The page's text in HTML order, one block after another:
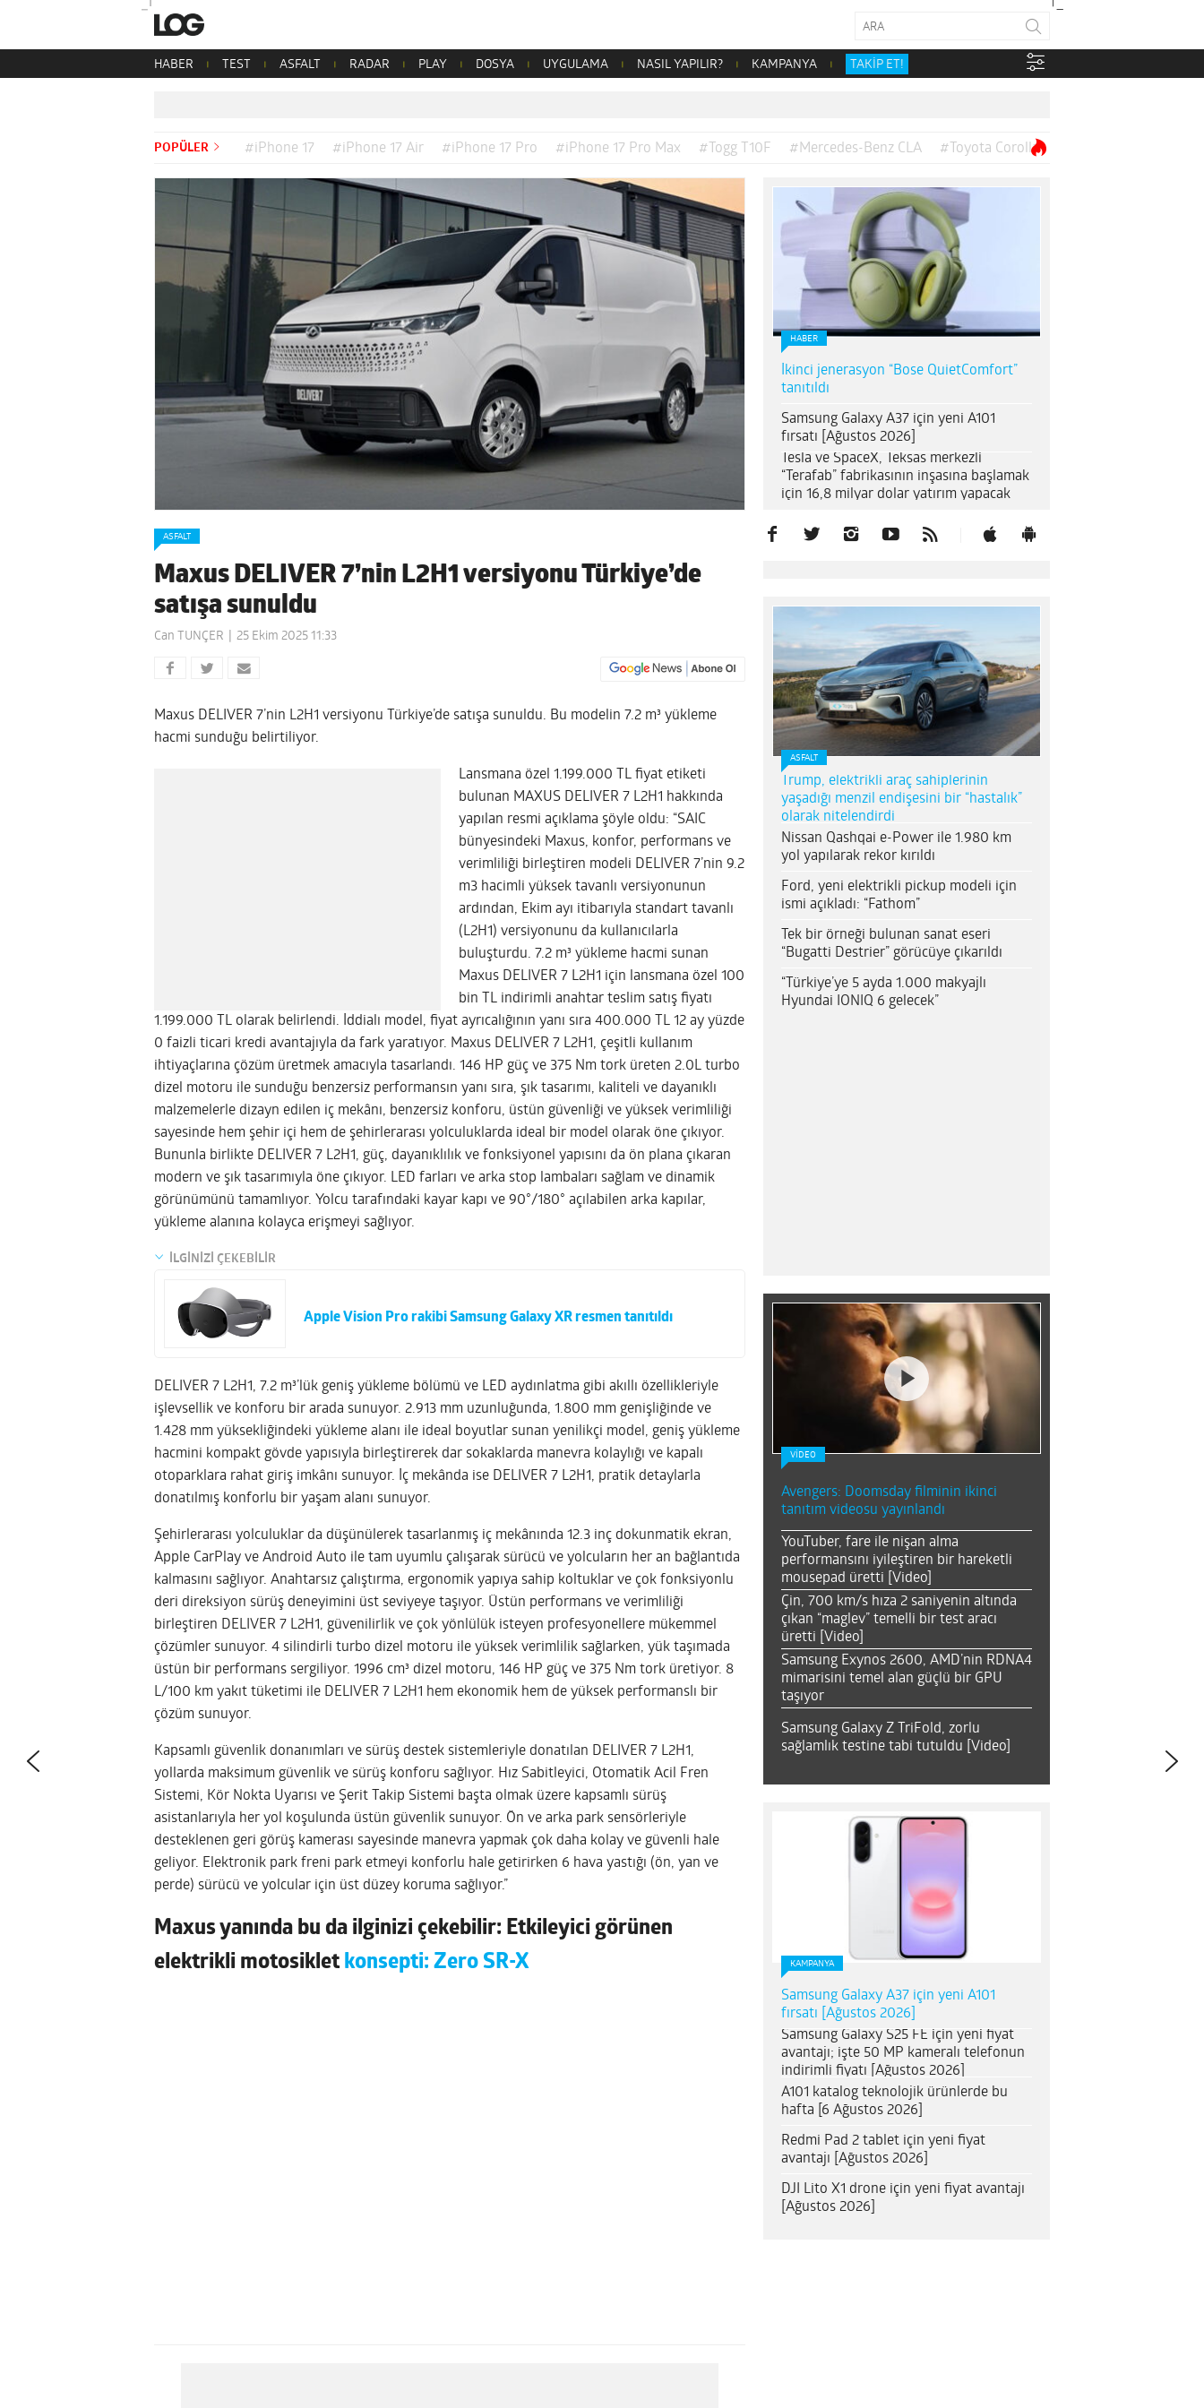
HABER TEST ASFALT RADAR PLAY DOSYA UYGULAMA NASIL YAPILIR? KAMPANYA TAKİP ET!
POPÜLER #iPhone 17 #iPhone 17 Air #iPhone 17 Pro #iPhone 17 Pro Max #Togg T10F #Mercedes-Benz CLA #Toyota Corolla
ASFALT
Maxus DELIVER 7’nin L2H1 versiyonu Türkiye’de
satışa sunuldu
Can TUNÇER 25 Ekim 2025 11:33
Maxus DELIVER 7’nin L2H1 versiyonu Türkiye’de satışa sunuldu. Bu modelin 7.2 m³ yükleme
hacmi sunduğu belirtiliyor.
Lansmana özel 1.199.000 TL fiyat etiketi
bulunan MAXUS DELIVER 7 L2H1 hakkında
yapılan resmi açıklama şöyle oldu: “SAIC
bünyesindeki Maxus, konfor, performans ve
verimliliği birleştiren modeli DELIVER 7’nin 9.2
m3 hacimli yüksek tavanlı versiyonunun
ardından, Ekim ayı itibarıyla standart tavanlı
(L2H1) versiyonunu da kullanıcılarla
buluşturdu. 7.2 m³ yükleme hacmi sunan
Maxus DELIVER 7 L2H1 için lansmana özel 100
bin TL indirimli anahtar teslim satış fiyatı
1.199.000 TL olarak belirlendi. İddialı model, fiyat ayrıcalığının yanı sıra 400.000 TL 12 ay yüzde
0 faizli ticari kredi avantajıyla da fark yaratıyor. Maxus DELIVER 7 L2H1, çeşitli kullanım
ihtiyaçlarına çözüm üretmek amacıyla tasarlandı. 146 HP güç ve 375 Nm tork üreten 2.0L turbo
dizel motoru ile sunduğu benzersiz performansın yanı sıra, şık tasarımı, kaliteli ve dayanıklı
malzemelerle dizayn edilen iç mekânı, benzersiz konforu, üstün güvenliği ve yüksek verimliliği
sayesinde hem şehir içi hem de şehirlerarası yolculuklarda ideal bir model olarak öne çıkıyor.
Bununla birlikte DELIVER 7 L2H1, güç, dayanıklılık ve fonksiyonel yapısını da ön plana çıkaran
modern ve şık tasarımıyla öne çıkıyor. LED farları ve arka stop lambaları sağlam ve dinamik
görünümünü tamamlıyor. Yolcu tarafındaki kayar kapı ve 90°/180° açılabilen arka kapılar,
yükleme alanına kolayca erişmeyi sağlıyor.
İLGİNİZİ ÇEKEBİLİR
Apple Vision Pro rakibi Samsung Galaxy XR resmen tanıtıldı
DELIVER 7 L2H1, 7.2 m³’lük geniş yükleme bölümü ve LED aydınlatma gibi akıllı özellikleriyle
işlevsellik ve konforu bir arada sunuyor. 2.913 mm uzunluğunda, 1.800 mm genişliğinde ve
1.428 mm yüksekliğindeki yükleme alanı ile ideal boyutlar sunan yenilikçi model, geniş yükleme
hacmini kompakt gövde yapısıyla birleştirerek dar sokaklarda manevra kolaylığı ve kapalı
otoparklara rahat giriş imkânı sunuyor. İç mekânda ise DELIVER 7 L2H1, pratik detaylarla
donatılmış konforlu bir yaşam alanı sunuyor.
Şehirlerarası yolculuklar da düşünülerek tasarlanmış iç mekânında 12.3 inç dokunmatik ekran,
Apple CarPlay ve Android Auto ile tam uyumlu çalışarak sürücü ve yolcuların her an bağlantıda
kalmasını sağlıyor. Anahtarsız çalıştırma, ergonomik yapıya sahip koltuklar ve çok fonksiyonlu
deri direksiyon sürüş deneyimini üst seviyeye taşıyor. Üstün performans ve verimliliği
birleştiren DELIVER 7 L2H1, güvenilirlik ve çok yönlülük isteyen profesyonellere mükemmel
çözümler sunuyor. 4 silindirli turbo dizel motoru ile yüksek verimlilik sağlarken, yük taşımada
üstün bir performans sergiliyor. 1996 cm³ dizel motoru, 146 HP güç ve 375 Nm tork üretiyor. 8
L/100 km yakıt tüketimi ile DELIVER 7 L2H1 hem ekonomik hem de yüksek performanslı bir
çözüm sunuyor.
Kapsamlı güvenlik donanımları ve sürüş destek sistemleriyle donatılan DELIVER 7 L2H1,
yollarda maksimum güvenlik ve sürüş konforu sağlıyor. Hız Sabitleyici, Otomatik Acil Fren
Sistemi, Kör Nokta Uyarısı ve Şerit Takip Sistemi başta olmak üzere kapsamlı sürüş
asistanlarıyla her yol koşulunda üstün güvenlik sunuyor. Ön ve arka park sensörleriyle
desteklenen geri görüş kamerası sayesinde manevra yapmak çok daha kolay ve güvenli hale
geliyor. Elektronik park freni park etmeyi konforlu hale getirirken 6 hava yastığı (ön, yan ve
perde) sürücü ve yolcular için üst düzey koruma sağlıyor.”
Maxus yanında bu da ilginizi çekebilir: Etkileyici görünen
elektrikli motosiklet konsepti: Zero SR-X
HABER
İkinci jenerasyon “Bose QuietComfort”
tanıtıldı
Samsung Galaxy A37 için yeni A101
fırsatı [Ağustos 2026]
Tesla ve SpaceX, Teksas merkezli
“Terafab” fabrikasının inşasına başlamak
için 16,8 milyar dolar yatırım yapacak
ASFALT
Trump, elektrikli araç sahiplerinin
yaşadığı menzil endişesini bir “hastalık”
olarak nitelendirdi
Nissan Qashqai e-Power ile 1.980 km
yol yapılarak rekor kırıldı
Ford, yeni elektrikli pickup modeli için
ismi açıkladı: “Fathom”
Tek bir örneği bulunan sanat eseri
“Bugatti Destrier” görücüye çıkarıldı
“Türkiye’ye 5 ayda 1.000 makyajlı
Hyundai IONIQ 6 gelecek”
VİDEO
Avengers: Doomsday filminin ikinci
tanıtım videosu yayınlandı
YouTuber, fare ile nişan alma
performansını iyileştiren bir hareketli
mousepad üretti [Video]
Çin, 700 km/s hıza 2 saniyenin altında
çıkan “maglev” temelli bir test aracı
üretti [Video]
Samsung Exynos 2600, AMD’nin RDNA4
mimarisini temel alan güçlü bir GPU
taşıyor
Samsung Galaxy Z TriFold, zorlu
sağlamlık testine tabi tutuldu [Video]
KAMPANYA
Samsung Galaxy A37 için yeni A101
fırsatı [Ağustos 2026]
Samsung Galaxy S25 FE için yeni fiyat
avantajı; işte 50 MP kameralı telefonun
indirimli fiyatı [Ağustos 2026]
A101 katalog teknolojik ürünlerde bu
hafta [6 Ağustos 2026]
Redmi Pad 2 tablet için yeni fiyat
avantajı [Ağustos 2026]
DJI Lito X1 drone için yeni fiyat avantajı
[Ağustos 2026]